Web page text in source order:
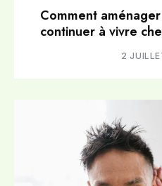
Comment
continuer à vivre
2